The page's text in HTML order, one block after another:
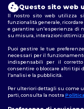
2026.
Termini e Condizioni|
privacy |Politica sui
Questo sito web
Il nostro sito web utilizza
funzionalità generale,
e garantire un'esperienza di
su misura, interazioni
Puoi gestire le tue
necessari per il
indispensabili per il
consentire o bloccare altri tipi
l'analisi e la pubblicità.
Per ulteriori dettagli su come
parti, consulta la nostra